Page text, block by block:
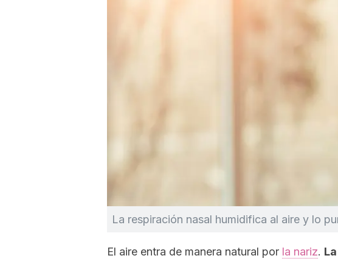
La respiración nasal humidifica al aire y lo
El aire entra de manera natural por la nariz.